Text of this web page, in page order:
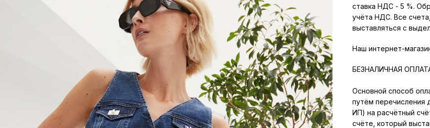
ставка НДС - 5 %.
учёта НДС. Все
выставляться с
Наш интернет-
БЕЗНАЛИЧНАЯ
Основной способ
путём перечисления
ИП) на расчётный
счёте, который